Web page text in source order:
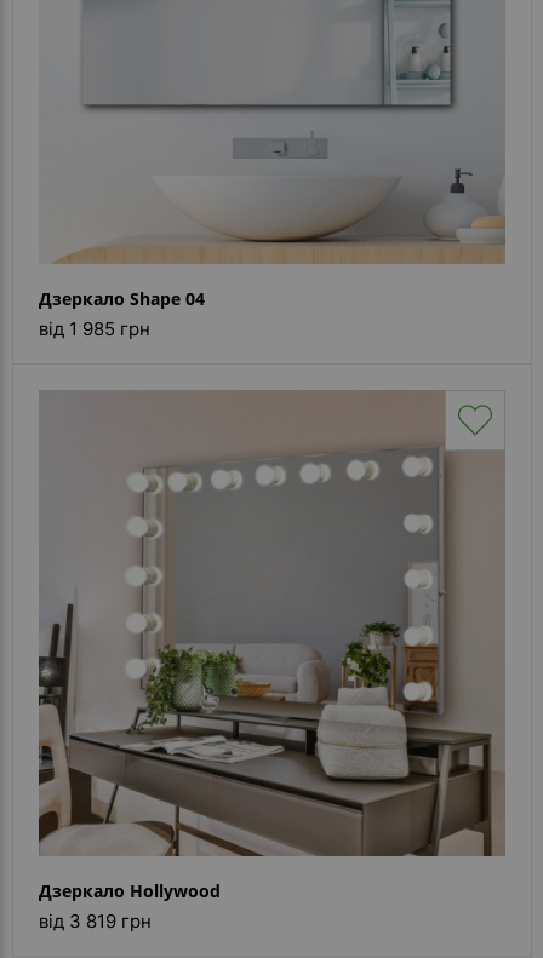
Каталог
дзеркал
Шафки
кабіни
Дзеркала
Reflex
Галерея
Відповідь
Контакти
Дзеркало Shape 04
від 1 985 грн
Дзеркало Hollywood
від 3 819 грн